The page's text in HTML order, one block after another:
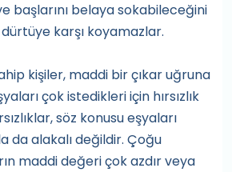
başlarını belaya sokabileceğini
karşı koyamazlar.
kişiler, maddi bir çıkar uğruna
çok istedikleri için hırsızlık
söz konusu eşyaları
da alakalı değildir. Çoğu
maddi değeri çok azdır veya